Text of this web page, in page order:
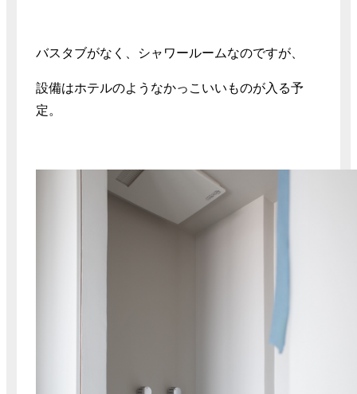
バスタブがなく、シャワールームなのですが、
設備はホテルのようなかっこいいものが入る予
定。